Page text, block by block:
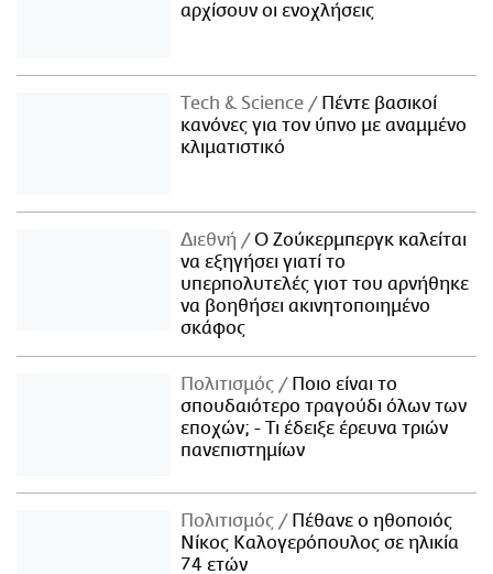
αρχίσουν οι ενοχλήσεις
Τech & Science
Πέντε βασικοί
κανόνες για τον ύπνο με αναμμένο
κλιματιστικό
Διεθνή
Ο Ζούκερμπεργκ καλείται
να εξηγήσει γιατί το
υπερπολυτελές γιοτ του αρνήθηκε
να βοηθήσει ακινητοποιημένο
σκάφος
Πολιτισμός
Ποιο είναι το
σπουδαιότερο τραγούδι όλων των
εποχών; - Τι έδειξε έρευνα τριών
πανεπιστημίων
Πολιτισμός
Πέθανε ο ηθοποιός
Νίκος Καλογερόπουλος σε ηλικία
74 ετών